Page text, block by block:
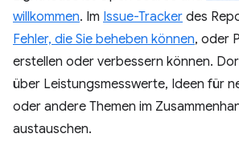
willkommen. Im Issue-Tracker des
Fehler, die Sie beheben können, oder
erstellen oder verbessern können.
über Leistungsmesswerte, Ideen für
oder andere Themen im
austauschen.